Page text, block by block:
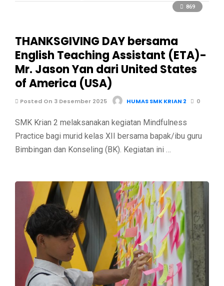
869
THANKSGIVING DAY bersama
English Teaching Assistant (ETA)-
Mr. Jason Yan dari United States
of America (USA)
Posted On 3 Desember 2025 HUMAS SMK KRIAN 2 0
SMK Krian 2 melaksanakan kegiatan Mindfulness
Practice bagi murid kelas XII bersama bapak/ibu guru
Bimbingan dan Konseling (BK). Kegiatan ini …